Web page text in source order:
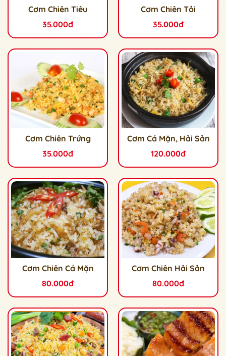
Cơm Chiên Tiêu
35.000đ
Cơm Chiên Tỏi
35.000đ
Cơm Chiên Trứng
35.000đ
Cơm Cá Mặn, Hải Sản
120.000đ
Cơm Chiên Cá Mặn
80.000đ
Cơm Chiên Hải Sản
80.000đ